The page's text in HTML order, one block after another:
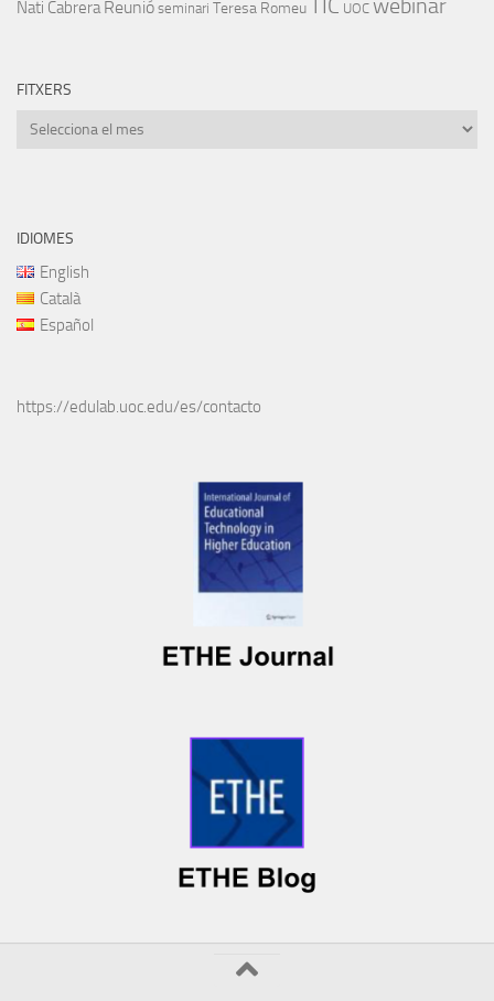
Nati Cabrera Reunió seminari Teresa Romeu UOC
FITXERS
Fitxers
IDIOMES
English
Català
Español
https://edulab.uoc.edu/es/contacto